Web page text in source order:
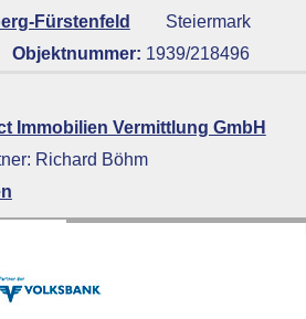
Fürstenfeld
Steiermark
Objektnummer: 1939/218496
Immobilien Vermittlung GmbH
Richard Böhm